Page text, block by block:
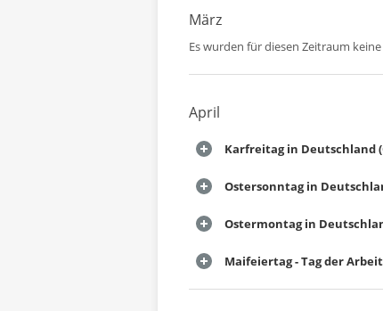
März
Es wurden für diesen Zeitraum
April
Karfreitag in Deutschland
Ostersonntag in
Ostermontag in
Maifeiertag - Tag der